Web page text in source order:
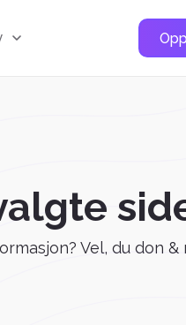
Vel, du don &